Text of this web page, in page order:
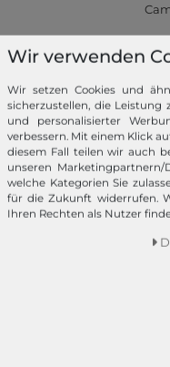
auf
Wir
Wir verwenden
Wir setzen Cookies und
sicherzustellen, die
und personalisierter
verbessern. Mit einem Klick
diesem Fall teilen wir auch
unseren Marketingpartnern/
welche Kategorien Sie
für die Zukunft widerrufen.
Ihren Rechten als Nutzer